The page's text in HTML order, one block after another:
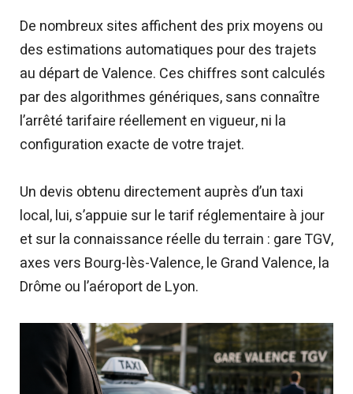
De nombreux sites affichent des prix moyens ou
des estimations automatiques pour des trajets
au départ de Valence. Ces chiffres sont calculés
par des algorithmes génériques, sans connaître
l’arrêté tarifaire réellement en vigueur, ni la
configuration exacte de votre trajet.
Un devis obtenu directement auprès d’un taxi
local, lui, s’appuie sur le tarif réglementaire à jour
et sur la connaissance réelle du terrain : gare TGV,
axes vers Bourg-lès-Valence, le Grand Valence, la
Drôme ou l’aéroport de Lyon.